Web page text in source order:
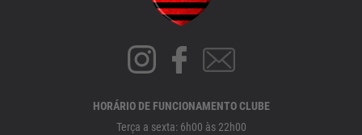
HORÁRIO DE FUNCIONAMENTO CLUBE
Terça a sexta: 6h00 às 22h00